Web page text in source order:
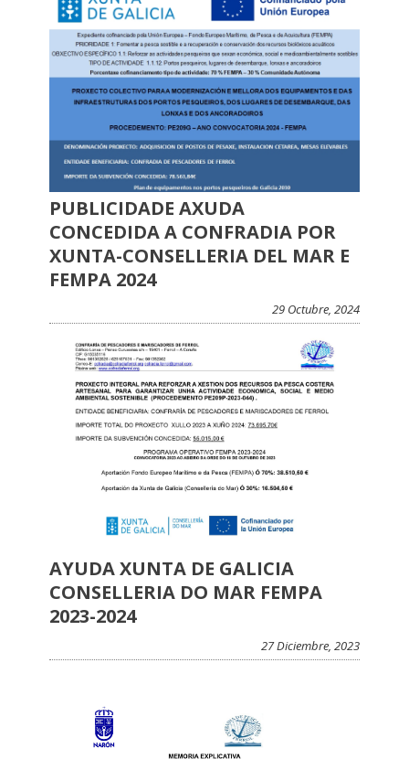
PUBLICIDADE AXUDA
CONCEDIDA A CONFRADIA POR
XUNTA-CONSELLERIA DEL MAR E
FEMPA 2024
29 Octubre, 2024
AYUDA XUNTA DE GALICIA
CONSELLERIA DO MAR FEMPA
2023-2024
27 Diciembre, 2023